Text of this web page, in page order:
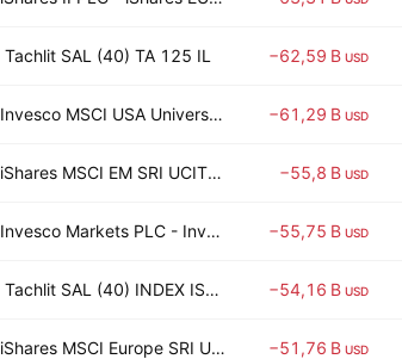
Tachlit SAL (40) TA 125 IL −62,59 B USD
Invesco MSCI USA Universal Screened UCITS ETF Accum USD −61,29 B USD
iShares MSCI EM SRI UCITS ETF −55,8 B USD
Invesco Markets PLC - Invesco S&P 500 Scored & Screened UCITS ETF −55,75 B USD
Tachlit SAL (40) INDEX ISRAEL BANKS IL −54,16 B USD
iShares MSCI Europe SRI UCITS ETF −51,76 B USD